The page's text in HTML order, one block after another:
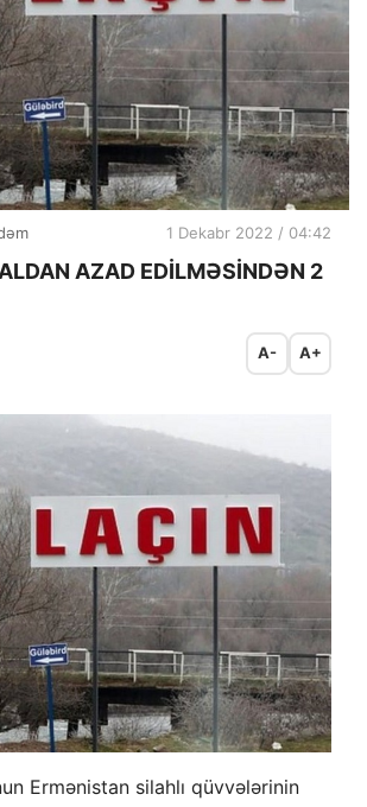
1 Dekabr 2022 / 04:42
AZAD EDİLMƏSİNDƏN 2
A- A+
Ermənistan silahlı qüvvələrinin